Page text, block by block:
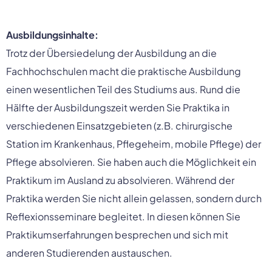
Ausbildungsinhalte:
Trotz der Übersiedelung der Ausbildung an die
Fachhochschulen macht die praktische Ausbildung
einen wesentlichen Teil des Studiums aus. Rund die
Hälfte der Ausbildungszeit werden Sie Praktika in
verschiedenen Einsatzgebieten (z.B. chirurgische
Station im Krankenhaus, Pflegeheim, mobile Pflege) der
Pflege absolvieren. Sie haben auch die Möglichkeit ein
Praktikum im Ausland zu absolvieren. Während der
Praktika werden Sie nicht allein gelassen, sondern durch
Reflexionsseminare begleitet. In diesen können Sie
Praktikumserfahrungen besprechen und sich mit
anderen Studierenden austauschen.